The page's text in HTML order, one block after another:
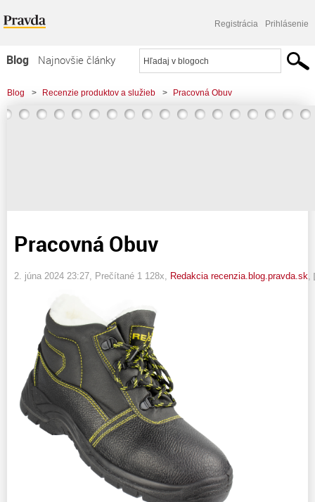
Registrácia Prihlásenie
Blog
Najnovšie články
Najčítanejšie články
Najkomentovanejšie články
Blog > Recenzie produktov a služieb > Pracovná Obuv
Pracovná Obuv
2. júna 2024 23:27 , Prečítané 1 128x, Redakcia recenzia.blog.pravda.sk